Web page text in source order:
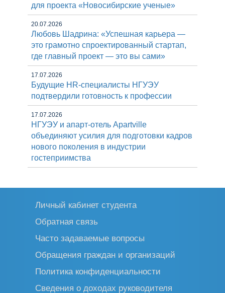
для проекта «Новосибирские ученые»
20.07.2026
Любовь Шадрина: «Успешная карьера —
это грамотно спроектированный стартап,
где главный проект — это вы сами»
17.07.2026
Будущие HR-специалисты НГУЭУ
подтвердили готовность к профессии
17.07.2026
НГУЭУ и апарт-отель Apartville
объединяют усилия для подготовки кадров
нового поколения в индустрии
гостеприимства
Личный кабинет студента
Обратная связь
Часто задаваемые вопросы
Обращения граждан и организаций
Политика конфиденциальности
Сведения о доходах руководителя